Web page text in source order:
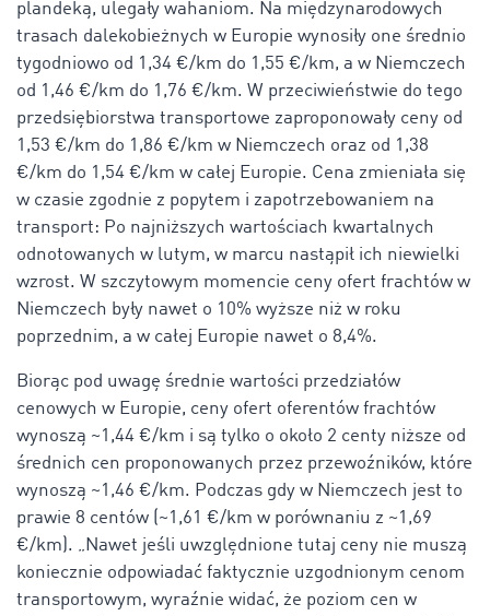
plandeką, ulegały wahaniom. Na międzynarodowych
trasach dalekobieżnych w Europie wynosiły one średnio
tygodniowo od 1,34 €/km do 1,55 €/km, a w Niemczech
od 1,46 €/km do 1,76 €/km. W przeciwieństwie do tego
przedsiębiorstwa transportowe zaproponowały ceny od
1,53 €/km do 1,86 €/km w Niemczech oraz od 1,38
€/km do 1,54 €/km w całej Europie. Cena zmieniała się
w czasie zgodnie z popytem i zapotrzebowaniem na
transport: Po najniższych wartościach kwartalnych
odnotowanych w lutym, w marcu nastąpił ich niewielki
wzrost. W szczytowym momencie ceny ofert frachtów w
Niemczech były nawet o 10% wyższe niż w roku
poprzednim, a w całej Europie nawet o 8,4%.
Biorąc pod uwagę średnie wartości przedziałów
cenowych w Europie, ceny ofert oferentów frachtów
wynoszą ~1,44 €/km i są tylko o około 2 centy niższe od
średnich cen proponowanych przez przewoźników, które
wynoszą ~1,46 €/km. Podczas gdy w Niemczech jest to
prawie 8 centów (~1,61 €/km w porównaniu z ~1,69
€/km). „Nawet jeśli uwzględnione tutaj ceny nie muszą
koniecznie odpowiadać faktycznie uzgodnionym cenom
transportowym, wyraźnie widać, że poziom cen w